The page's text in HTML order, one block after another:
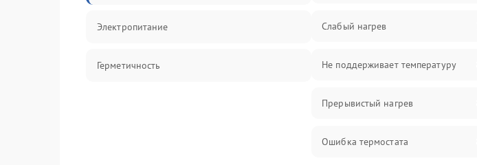
Электропитание
Герметичность
Слабый нагрев
Не поддерживает температуру
Прерывистый нагрев
Ошибка термостата